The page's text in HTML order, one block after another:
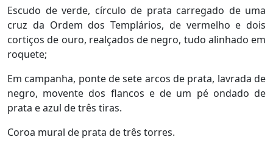
Escudo de verde, círculo de prata carregado de uma
cruz da Ordem dos Templários, de vermelho e dois
cortiços de ouro, realçados de negro, tudo alinhado em
roquete;
Em campanha, ponte de sete arcos de prata, lavrada de
negro, movente dos flancos e de um pé ondado de
prata e azul de três tiras.
Coroa mural de prata de três torres.